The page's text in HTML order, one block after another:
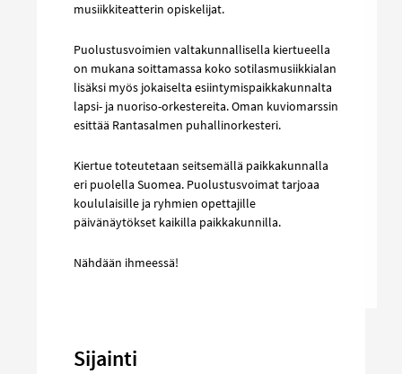
musiikkiteatterin opiskelijat.
Puolustusvoimien valtakunnallisella kiertueella
on mukana soittamassa koko sotilasmusiikkialan
lisäksi myös jokaiselta esiintymispaikkakunnalta
lapsi- ja nuoriso-orkestereita. Oman kuviomarssin
esittää Rantasalmen puhallinorkesteri.
Kiertue toteutetaan seitsemällä paikkakunnalla
eri puolella Suomea. Puolustusvoimat tarjoaa
koululaisille ja ryhmien opettajille
päivänäytökset kaikilla paikkakunnilla.
Nähdään ihmeessä!
Sijainti